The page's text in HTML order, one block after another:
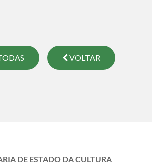
VOLTAR
DE ESTADO DA CULTURA